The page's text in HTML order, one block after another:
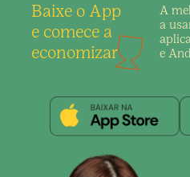
Baixe o App
e comece a
economizar
A
a
e